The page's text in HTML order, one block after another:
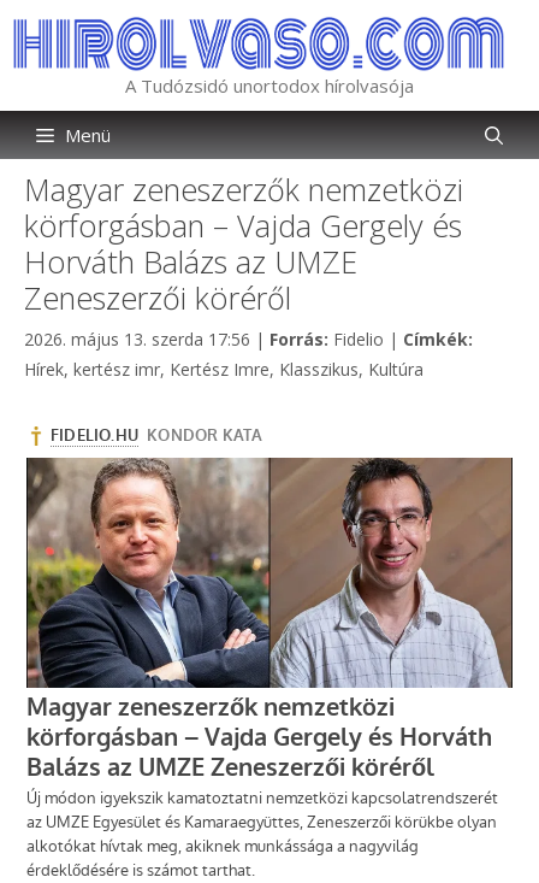
tartalomba
A Tudózsidó unortodox hírolvasója
Menü
Magyar zeneszerzők nemzetközi
körforgásban – Vajda Gergely és
Horváth Balázs az UMZE
Zeneszerzői köréről
2026. május 13. szerda 17:56 | Forrás: Kategória
Fidelio | Címkék:
Hírek, kertész imr, Kertész Imre, Klasszikus, Kultúra